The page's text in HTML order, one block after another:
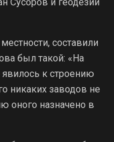
составили
был такой: «На
к строению
никаких заводов не
оного назначено в